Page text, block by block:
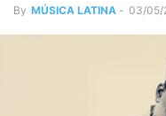
By MÚSICA LATINA - 03/05/